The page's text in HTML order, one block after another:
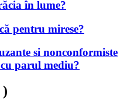
în lume?
pentru mirese?
si nonconformiste
parul mediu?
)